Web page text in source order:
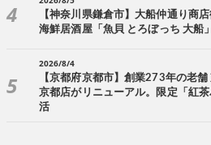
【神奈川県鎌倉市】大船仲通り商店
海鮮居酒屋「魚貝 とろぼっち 大船
2026/8/4
【京都府京都市】創業273年の老
京都店がリニューアル。限定「紅
活